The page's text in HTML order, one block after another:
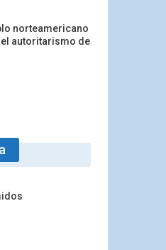
norteamericano
autoritarismo de